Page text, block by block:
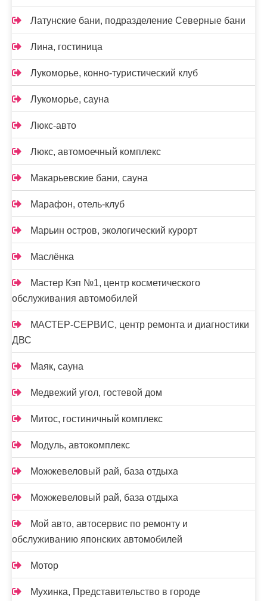
Латунские бани, подразделение Северные бани
Лина, гостиница
Лукоморье, конно-туристический клуб
Лукоморье, сауна
Люкс-авто
Люкс, автомоечный комплекс
Макарьевские бани, сауна
Марафон, отель-клуб
Марьин остров, экологический курорт
Маслёнка
Мастер Кэп №1, центр косметического
обслуживания автомобилей
МАСТЕР-СЕРВИС, центр ремонта и диагностики
ДВС
Маяк, сауна
Медвежий угол, гостевой дом
Митос, гостиничный комплекс
Модуль, автокомплекс
Можжевеловый рай, база отдыха
Можжевеловый рай, база отдыха
Мой авто, автосервис по ремонту и
обслуживанию японских автомобилей
Мотор
Мухинка, Представительство в городе